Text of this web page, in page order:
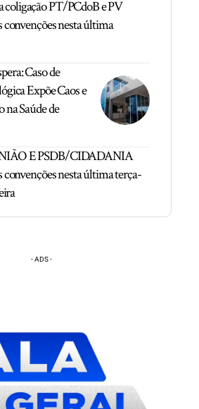
PT/PCdoB e PV
convenções nesta última
Caso de
Expõe Caos e
na Saúde de
E PSDB/CIDADANIA
convenções nesta última terça-
- ADS -